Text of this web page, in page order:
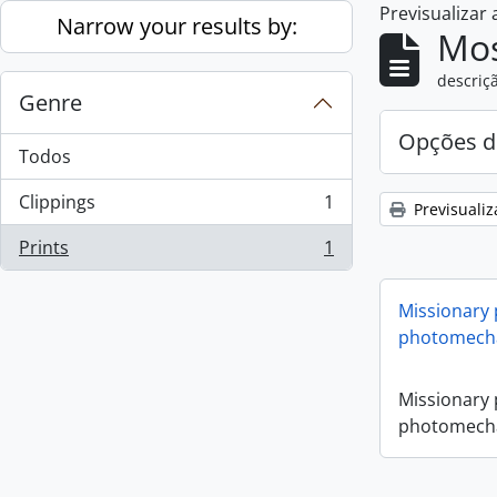
Skip to main content
Narrow your results by:
Genre
Todos
Clippings
, 1 resultados
1
Prints
, 1 resultados 1
Previsualizar
Opções
Missionary
Missionary